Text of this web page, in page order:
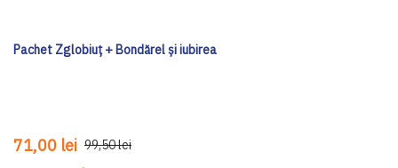
Pachet Zglobiuț + Bondărel și iubirea
71,00 lei 99,50 lei